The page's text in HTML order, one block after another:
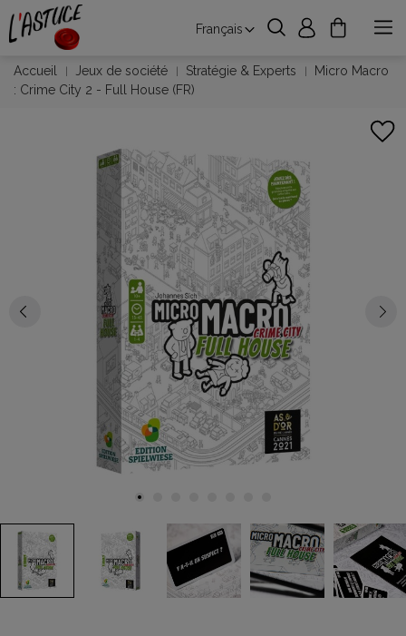
Français
Accueil Jeux de société Stratégie & Experts
Micro Macro
: Crime City 2 - Full House (FR)